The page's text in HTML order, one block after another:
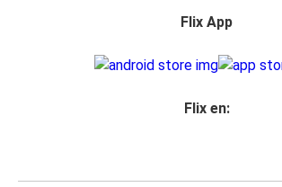
Flix App
Flix en: